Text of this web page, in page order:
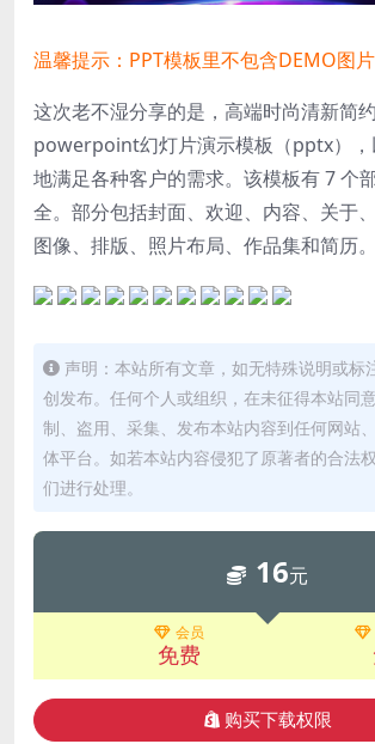
温馨提示：PPT模板里不包含DEMO图片
这次老不湿分享的是，高端时尚清新简
powerpoint幻灯片演示模板（pptx），
地满足各种客户的需求。该模板有 7 个
全。部分包括封面、欢迎、内容、关于、
图像、排版、照片布局、作品集和简历。
声明：本站所有文章，如无特殊说明或标
创发布。任何个人或组织，在未征得本站同
制、盗用、采集、发布本站内容到任何网站
体平台。如若本站内容侵犯了原著者的合法
们进行处理。
16元
会员
免费
购买下载权限